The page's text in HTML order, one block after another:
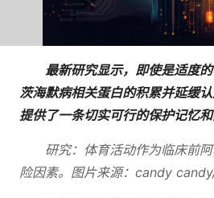
最新研究显示，即使是适度
茨海默病相关蛋白的积累并延缓
提供了一条切实可行的保护记忆和
研究：体育活动作为临床前
险因素。图片来源：candy